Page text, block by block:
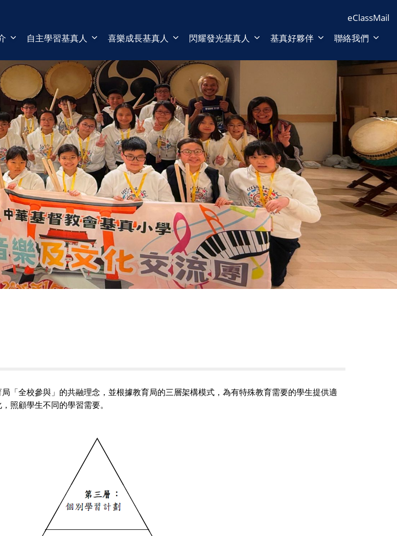
eClassMail
自主學習基真人 喜樂成長基真人 閃耀發光基真人 基真好夥伴 聯絡我們
「全校參與」的共融理念，並根據教育局的三層架構模式，為有特殊教育需要的學生提供適
照顧學生不同的學習需要。